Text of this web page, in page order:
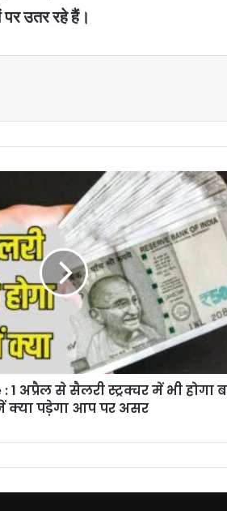
उतर रहे हैं।
1 अप्रैल से सैलरी स्ट्रक्चर में भी होगा
क्या पड़ेगा आप पर असर